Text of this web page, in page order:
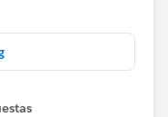
だけを動的に出す方